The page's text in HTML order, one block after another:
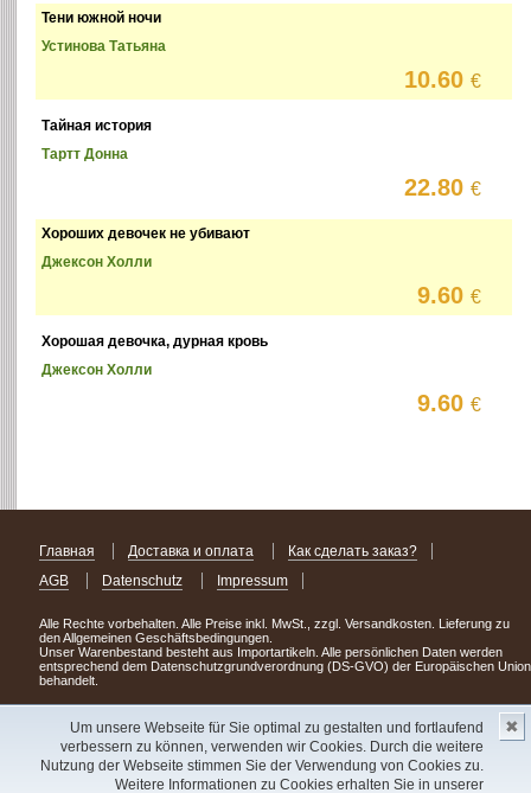
Um unsere Webseite für Sie optimal zu gestalten und fortlaufend
verbessern zu können, verwenden wir Cookies. Durch die weitere
Nutzung der Webseite stimmen Sie der Verwendung von Cookies zu.
Weitere Informationen zu Cookies erhalten Sie in unserer
✖
Тени южной ночи
Устинова Татьяна
10.60€
Тайная история
Тартт Донна
22.80€
Хороших девочек не убивают
Джексон Холли
9.60€
Хорошая девочка, дурная кровь
Джексон Холли
9.60€
Главная Доставка и оплата
Как сделать заказ?
AGB
Datenschutz Impressum
Alle Rechte vorbehalten. Alle Preise inkl. MwSt., zzgl. Versandkosten. Lieferung zu
den Allgemeinen Geschäftsbedingungen.
Unser Warenbestand besteht aus Importartikeln. Alle persönlichen Daten werden
entsprechend dem Datenschutzgrundverordnung (DS-GVO) der Europäischen Union
behandelt.
Сделав заказ сегодня, уже через день или два Вы можете стать обладателем
НОВИНКИ из Германии! Удачного поиска!
Copyright 2003 - 2023 © Express-Kniga
V.A.Vorobiev